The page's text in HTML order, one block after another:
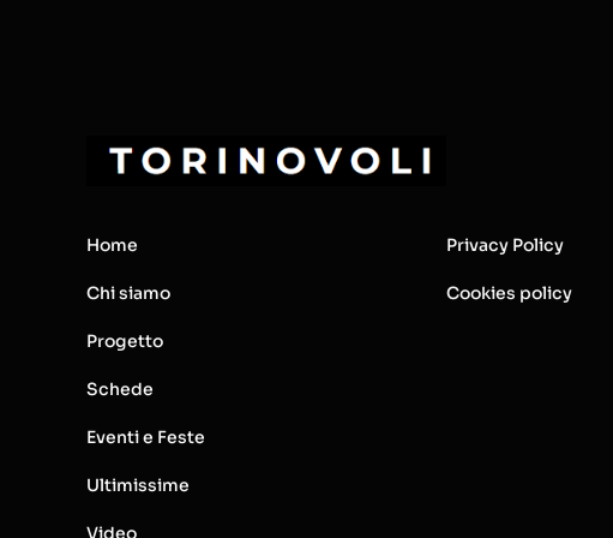
Home
Chi siamo
Progetto
Schede
Eventi e Feste
Ultimissime
Video
Privacy Policy
Cookies policy